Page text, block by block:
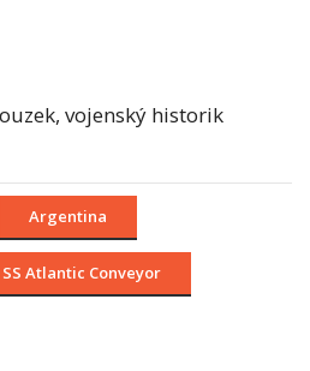
vojenský historik
Argentina
SS Atlantic Conveyor